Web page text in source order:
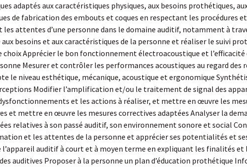
adaptés aux caractéristiques physiques, aux besoins prothétiques,
de fabrication des embouts et coques en respectant les procédures
attentes d’une personne dans le domaine auditif, notamment à
besoins et aux caractéristiques de la personne et réaliser le suivi
choix Apprécier le bon fonctionnement électroacoustique et
Mesurer et contrôler les performances acoustiques au regard des
le niveau esthétique, mécanique, acoustique et ergonomique
Modifier l’amplification et/ou le traitement de signal des
et les actions à réaliser, et mettre en œuvre les
et mettre en œuvre les mesures correctives adaptées Analyser la
relatives à son passé auditif, son environnement sonore et social
et les attentes de la personne et apprécier ses potentialités et
auditif à court et à moyen terme en expliquant les finalités
auditives Proposer à la personne un plan d’éducation prothétique